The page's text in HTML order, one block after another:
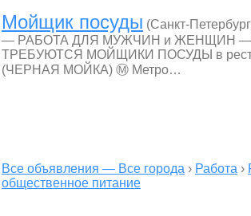
Мойщик посуды (Санкт-
— РАБОТА ДЛЯ МУЖЧИН и ЖЕНЩИН —
ТРЕБУЮТСЯ МОЙЩИКИ ПОСУДЫ в
(ЧЕРНАЯ МОЙКА) Ⓜ Метро…
Все объявления — Все города › Работа ›
общественное питание